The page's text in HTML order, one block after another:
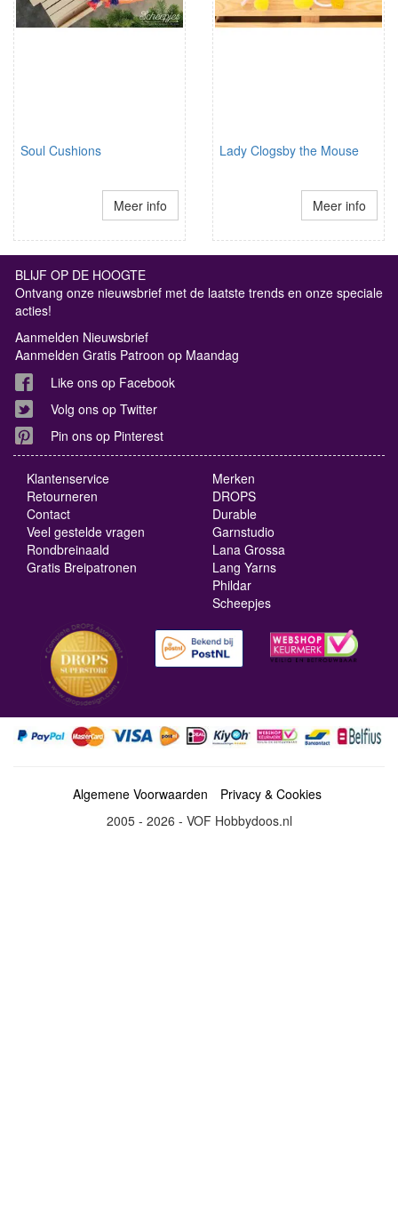
Soul Cushions
Meer info
Lady Clogsby the Mouse
Meer info
BLIJF OP DE HOOGTE
Ontvang onze nieuwsbrief met de laatste trends en onze speciale
acties!
Aanmelden Nieuwsbrief
Aanmelden Gratis Patroon op Maandag
Like ons op Facebook
Volg ons op Twitter
Pin ons op Pinterest
Klantenservice
Retourneren
Contact
Veel gestelde vragen
Rondbreinaald
Gratis Breipatronen
Merken
DROPS
Durable
Garnstudio
Lana Grossa
Lang Yarns
Phildar
Scheepjes
Algemene Voorwaarden
Privacy & Cookies
2005 - 2026 - VOF Hobbydoos.nl